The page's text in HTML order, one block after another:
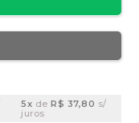
5x deR$ 37,80 s/
juros